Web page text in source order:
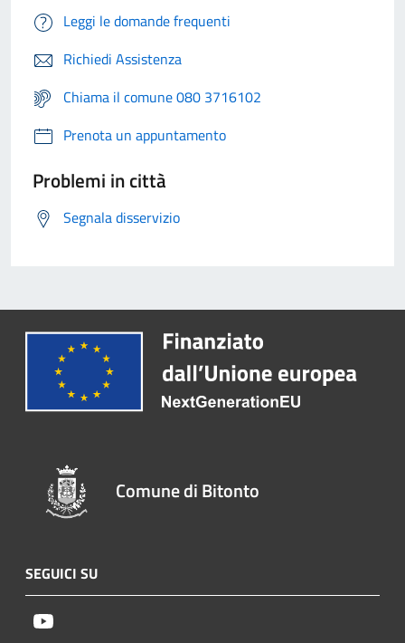
Leggi le domande frequenti
Richiedi Assistenza
Chiama il comune 080 3716102
Prenota un appuntamento
Problemi in città
Segnala disservizio
Comune di Bitonto
SEGUICI SU